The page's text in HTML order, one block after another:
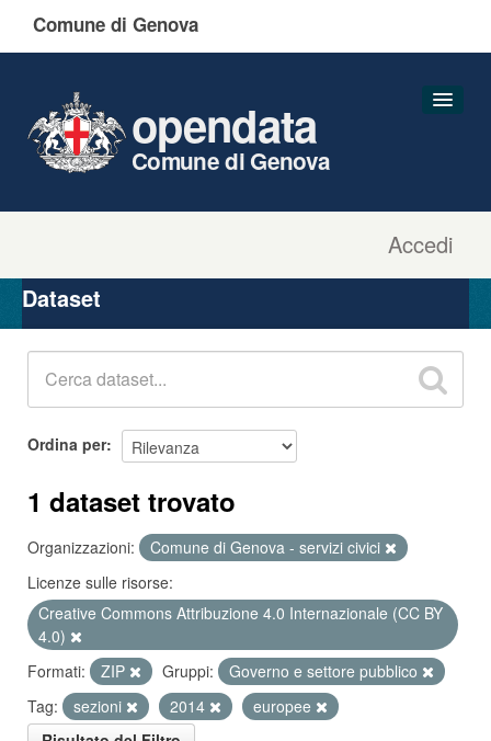
Comune di Genova
Accedi
opendata
Comune di Genova
Organizzazioni
Gruppi
Dataset
Ordina per
1 dataset trovato
Organizzazioni:
Comune di Genova - servizi civici
Licenze sulle risorse:
Creative Commons Attribuzione 4.0 Internazionale (CC BY
4.0)
Formati:
ZIP Gruppi:
Governo e settore pubblico
Tag:
sezioni 2014
europee